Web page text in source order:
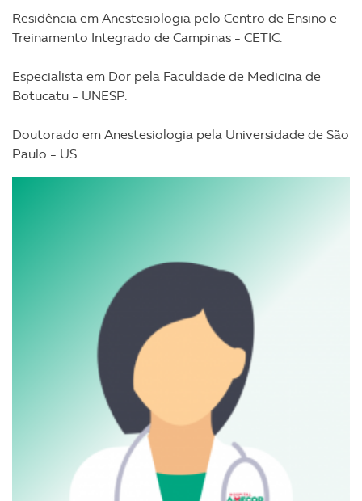
Residência em Anestesiologia pelo Centro de Ensino e
Treinamento Integrado de Campinas - CETIC.
Especialista em Dor pela Faculdade de Medicina de
Botucatu - UNESP.
Doutorado em Anestesiologia pela Universidade de São
Paulo - US.